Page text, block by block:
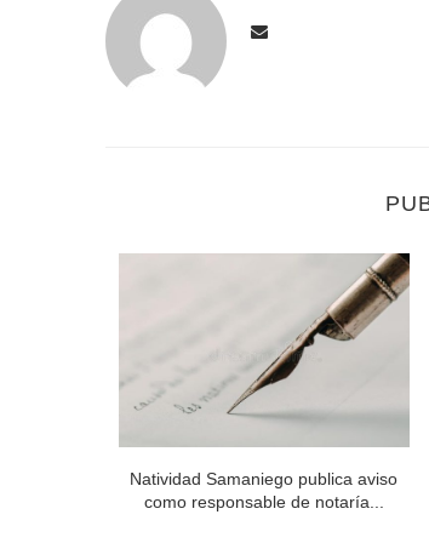
Natividad Samaniego publica aviso
como responsable de notaría...